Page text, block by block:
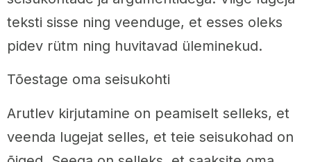
teksti sisse ning veenduge, et esses oleks
pidev rütm ning huvitavad üleminekud.
Tõestage oma seisukohti
Arutlev kirjutamine on peamiselt selleks, et
veenda lugejat selles, et teie seisukohad on